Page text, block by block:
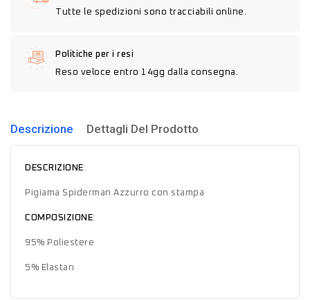
Tutte le spedizioni sono tracciabili online.
Politiche per i resi
Reso veloce entro 14gg dalla consegna.
Descrizione Dettagli Del Prodotto
DESCRIZIONE:
Pigiama Spiderman Azzurro con stampa
COMPOSIZIONE:
95% Poliestere
5% Elastan